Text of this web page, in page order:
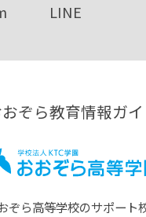
LINE
ぞら教育情報ガイ
ぞら⾼等学校のサポート